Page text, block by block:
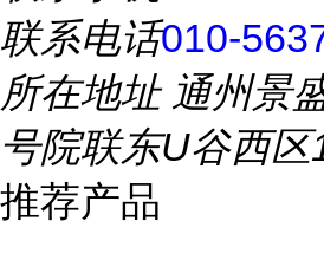
联系电话010-
所在地址通州景
号院联东U谷西区
推荐产品